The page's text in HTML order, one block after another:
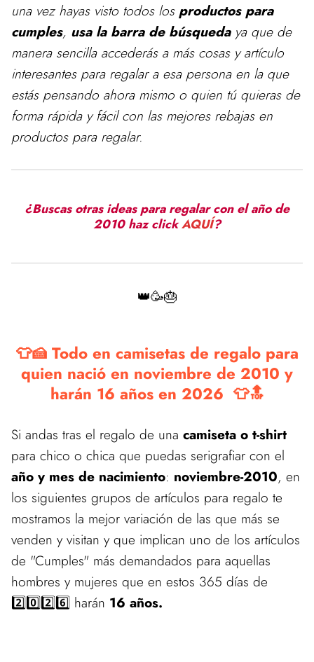
una vez hayas visto todos los productos para
cumples, usa la barra de búsquedaya que de
manera sencilla accederás a más cosas y artículo
interesantes para regalar a esa persona en la que
estás pensando ahora mismo o quien tú quieras de
forma rápida y fácil con las mejores rebajas en
productos para regalar.
¿Buscas otras ideas para regalar con el año de
2010 haz clickAQUÍ?
👑🥳🎂
👕🍰 Todo en camisetas de regalo para
quien nació en noviembre de 2010 y
harán 16 años en 2026 👕🔝
Si andas tras el regalo de una camiseta o t-shirt
para chico o chica que puedas serigrafiar con el
año y mes de nacimiento: noviembre-2010, en
los siguientes grupos de artículos para regalo te
mostramos la mejor variación de las que más se
venden y visitan y que implican uno de los artículos
de "Cumples" más demandados para aquellas
hombres y mujeres que en estos 365 días de
2️⃣0️⃣2️⃣6️⃣ harán 16 años.